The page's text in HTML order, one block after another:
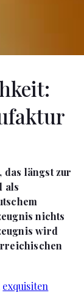
längst zur
als
nichts
wird
exquisiten